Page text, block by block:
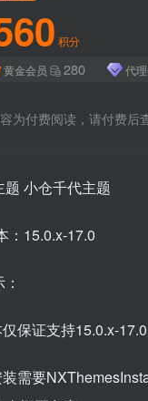
积分
黄金会员
280 代
为付费阅读，请付费后
小仓千代主题
：15.0.x-17.0
保证支持15.0.x-
需要